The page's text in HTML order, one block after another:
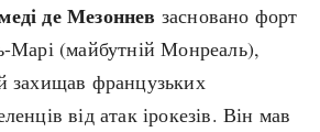
де Мезоннев засновано форт
Марі (майбутній Монреаль),
захищав французьких
від атак ірокезів. Він мав